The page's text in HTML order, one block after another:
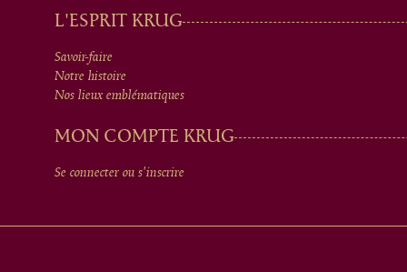
MAIN
MEN
IN
FOOTER
L'ESPRIT KRUG
Savoir-faire
Notre histoire
Nos lieux emblématiques
MON COMPTE KRUG
Se connecter ou s'inscrire